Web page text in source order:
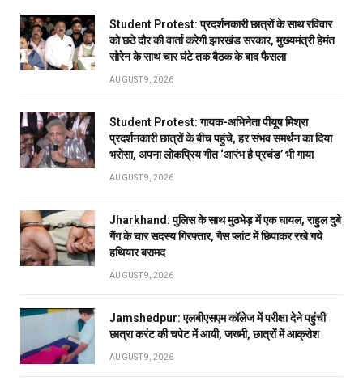
Student Protest: प्रदर्शनकारी छात्रों के साथ रविवार
को छठे दौर की वार्ता करेगी झारखंड सरकार, मुख्यमंत्री हेमंत
सोरेन के साथ चार घंटे तक बैठक के बाद फैसला
AUGUST 9, 2026
Student Protest: गायक-अभिनेता पीयूष मिश्रा
प्रदर्शनकारी छात्रों के बीच पहुंचे, हर संभव समर्थन का दिया
भरोसा, अपना लोकप्रिय गीत ‘आरंभ है प्रचंड’ भी गाया
AUGUST 9, 2026
Jharkhand: पुलिस के साथ मुठभेड़ में एक घायल, राहुल दुबे
गैंग के चार सदस्य गिरफ्तार, गैस प्लांट में छिपाकर रखे गये
हथियार बरामद
AUGUST 9, 2026
Jamshedpur: एलबीएसएम कॉलेज में परीक्षा देने पहुंची
छात्रा करंट की चपेट में आयी, जख्मी, छात्रों में आक्रोश
AUGUST 9, 2026